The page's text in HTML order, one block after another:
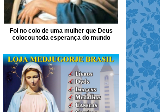
Foi no colo de uma mulher que Deus
colocou toda esperança do mundo